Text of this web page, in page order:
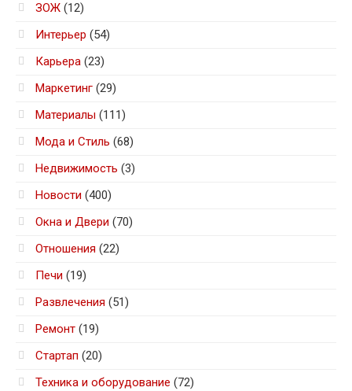
ЗОЖ (12)
Интерьер (54)
Карьера (23)
Маркетинг (29)
Материалы (111)
Мода и Стиль (68)
Недвижимость (3)
Новости (400)
Окна и Двери (70)
Отношения (22)
Печи (19)
Развлечения (51)
Ремонт (19)
Стартап (20)
Техника и оборудование (72)